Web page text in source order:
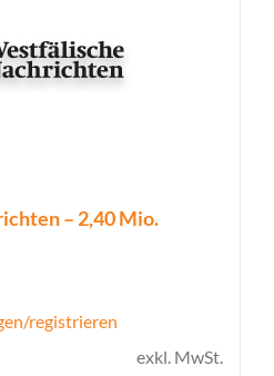
– 2,40 Mio.
registrieren
exkl. MwSt.